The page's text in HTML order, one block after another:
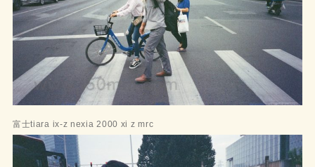
富士tiara ix-z nexia 2000 xi z mrc